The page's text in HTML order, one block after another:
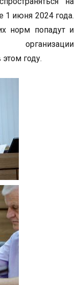
1 июня 2024 года.
норм попадут и
организации
году.